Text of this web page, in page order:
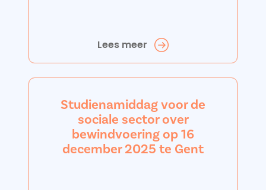
Lees meer
Studienamiddag voor de
sociale sector over
bewindvoering op 16
december 2025 te Gent